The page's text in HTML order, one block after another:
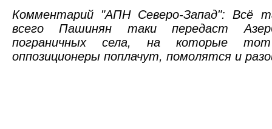
Комментарий "АПН Северо-Запад": Всё
всего Пашинян таки передаст
пограничных села, на которые
оппозиционеры поплачут, помолятся и